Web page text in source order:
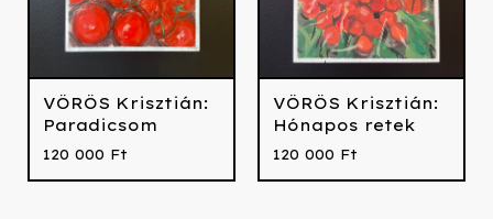
VÖRÖS Krisztián:
Paradicsom
120 000 Ft
VÖRÖS Krisztián:
Hónapos retek
120 000 Ft